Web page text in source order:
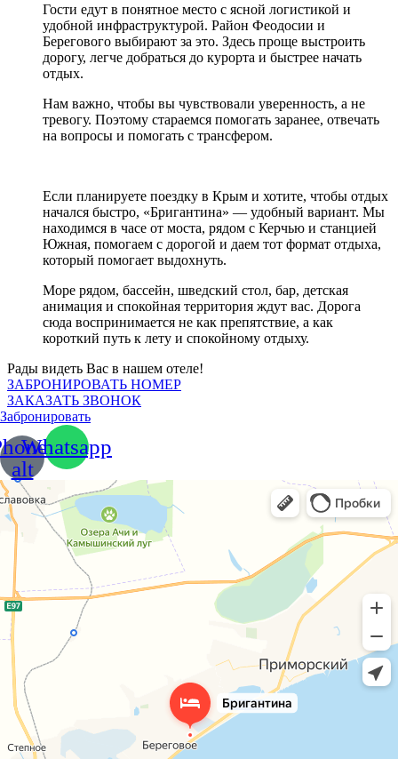
Гости едут в понятное место с ясной логистикой и
удобной инфраструктурой. Район Феодосии и
Берегового выбирают за это. Здесь проще выстроить
дорогу, легче добраться до курорта и быстрее начать
отдых.
Нам важно, чтобы вы чувствовали уверенность, а не
тревогу. Поэтому стараемся помогать заранее, отвечать
на вопросы и помогать с трансфером.
Если планируете поездку в Крым и хотите, чтобы отдых
начался быстро, «Бригантина» — удобный вариант. Мы
находимся в часе от моста, рядом с Керчью и станцией
Южная, помогаем с дорогой и даем тот формат отдыха,
который помогает выдохнуть.
Море рядом, бассейн, шведский стол, бар, детская
анимация и спокойная территория ждут вас. Дорога
сюда воспринимается не как препятствие, а как
короткий путь к лету и спокойному отдыху.
Рады видеть Вас в нашем отеле!
ЗАБРОНИРОВАТЬ НОМЕР
ЗАКАЗАТЬ ЗВОНОК
Забронировать
alt
Whatsapp